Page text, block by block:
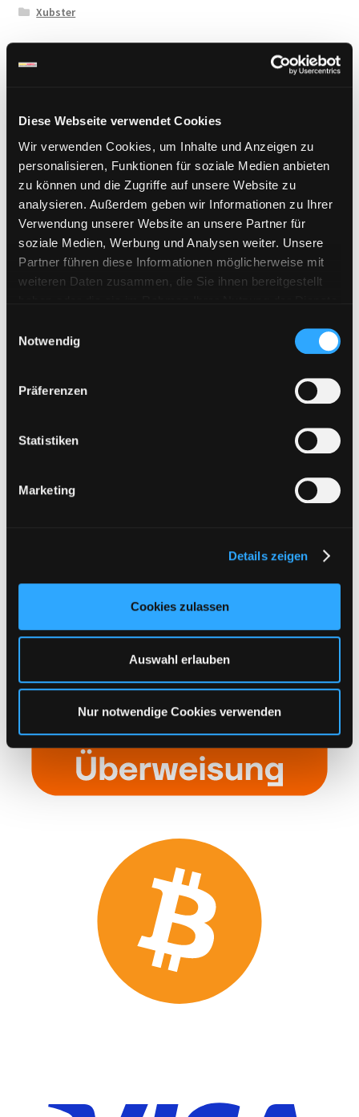
Diese Webseite verwendet Cookies
Wir verwenden Cookies, um Inhalte und Anzeigen zu
personalisieren, Funktionen für soziale Medien anbieten
zu können und die Zugriffe auf unsere Website zu
analysieren. Außerdem geben wir Informationen zu Ihrer
Verwendung unserer Website an unsere Partner für
soziale Medien, Werbung und Analysen weiter. Unsere
Partner führen diese Informationen möglicherweise mit
weiteren Daten zusammen, die Sie ihnen bereitgestellt
Cookies, wenn Sie unsere Webseite weiterhin nutzen.
Notwendig
Präferenzen
Statistiken
Marketing
Details zeigen
Cookies zulassen
Auswahl erlauben
Nur notwendige Cookies verwenden
Xubster
Neueste Beiträge
WAY4SHARE Premium Keys jetzt erhältlich
Bestellungen aus der Schweiz möglich
Neues Zahlungssystem „Pay Per Bank“ ab sofort verfügbar!
Upload42 Keys neu verfügbar
Fileboom Premium Max im Shop verfügbar
Xubster.com (3)